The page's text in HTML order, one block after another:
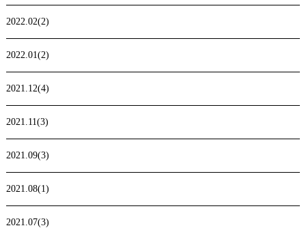
2022.02(2)
2022.01(2)
2021.12(4)
2021.11(3)
2021.09(3)
2021.08(1)
2021.07(3)